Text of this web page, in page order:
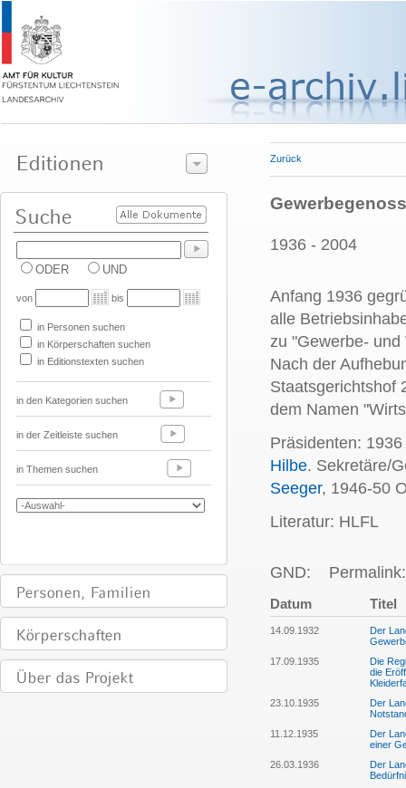
ODER UND
von bis
in Personen suchen
in Körperschaften suchen
in Editionstexten suchen
in den Kategorien suchen
in der Zeitleiste suchen
in Themen suchen
Zurück
1936 - 2004
Anfang 1936
alle
zu "Gewerbe-
Nach der
Staatsgerichtshof
dem Namen
Präsidenten:
Hilbe. Sekretäre/
Seeger, 1946-50
Literatur: HLFL
GND:
Datum Titel
14.09.1932
Der
17.09.1935
Die
die
23.10.1935
Der
11.12.1935
Der
einer
26.03.1936
Der